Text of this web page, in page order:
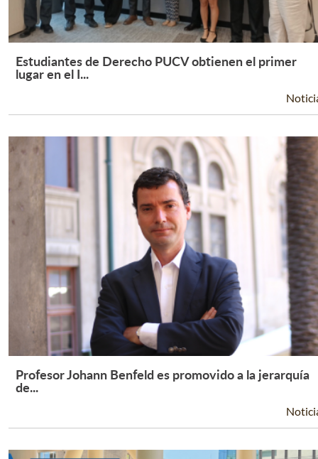
Leer Más +
Estudiantes de Derecho PUCV obtienen el primer
lugar en el I...
Leer Más +
Profesor Johann Benfeld es promovido a la jerarquía
de...